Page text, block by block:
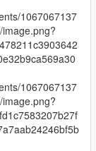
1067067137
1067067137